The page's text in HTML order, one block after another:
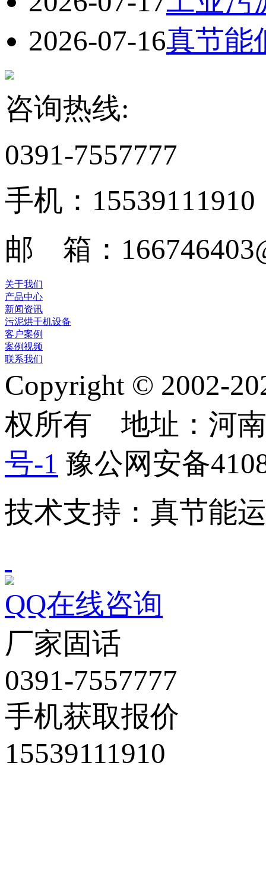
2026-07-16真节能
咨询热线:
0391-7557777
手机：15539111910
邮 箱：
关于我们
产品中心
新闻资讯
污泥烘干机设备
客户案例
案例视频
联系我们
Copyright © 2002-
权所有 地址：河
号-1 豫公网安备
技术支持：真节能
QQ在线咨询
厂家固话
0391-7557777
手机获取报价
15539111910